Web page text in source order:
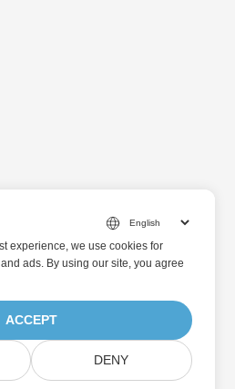
experience, we use cookies for
ads. By using our site, you agree
ACCEPT
DENY